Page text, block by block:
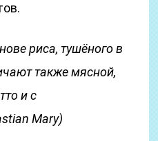
риса, тушёного в
также мясной,
и с
Mary)